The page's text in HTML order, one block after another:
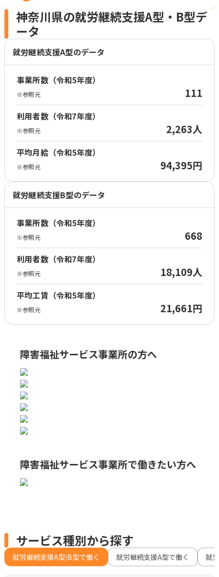
神奈川県の就労継続支援A型・B型デ
ータ
就労継続支援A型のデータ
事業所数（令和5年度）
※参照元 111
利用者数（令和7年度）
※参照元 2,263人
平均月給（令和5年度）
※参照元 94,395円
就労継続支援B型のデータ
事業所数（令和5年度）
※参照元 668
利用者数（令和7年度）
※参照元 18,109人
平均工賃（令和5年度）
※参照元 21,661円
障害福祉サービス事業所の方へ
障害福祉サービス事業所で働きたい方へ
サービス種別から探す
就労継続支援A型/B型で働く 就労継続支援A型で働く 就